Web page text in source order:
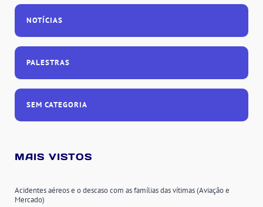
NOTÍCIAS
PALESTRAS
SEM CATEGORIA
MAIS VISTOS
Acidentes aéreos e o descaso com as famílias das vítimas (Aviação e
Mercado)